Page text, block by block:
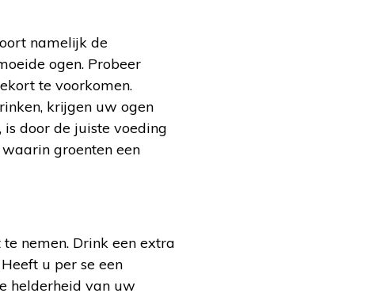
namelijk de
ogen. Probeer
te voorkomen.
krijgen uw ogen
door de juiste voeding
groenten een
nemen. Drink een extra
u per se een
helderheid van uw